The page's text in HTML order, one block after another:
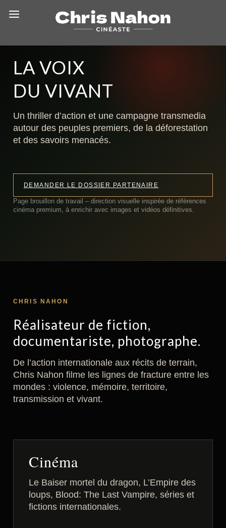
LA VOIX
DU VIVANT
Un thriller d’action et une campagne transmedia
autour des peuples premiers, de la déforestation
et des savoirs menacés.
DEMANDER LE DOSSIER PARTENAIRE
Page brouillon de travail – direction visuelle inspirée de références
cinéma premium, à enrichir avec images et vidéos définitives.
CHRIS NAHON
Réalisateur de fiction,
documentariste, photographe.
De l’action internationale aux récits de terrain,
Chris Nahon filme les lignes de fracture entre les
mondes : violence, mémoire, territoire,
transmission et vivant.
Cinéma
Le Baiser mortel du dragon, L’Empire des
loups, Blood: The Last Vampire, séries et
fictions internationales.